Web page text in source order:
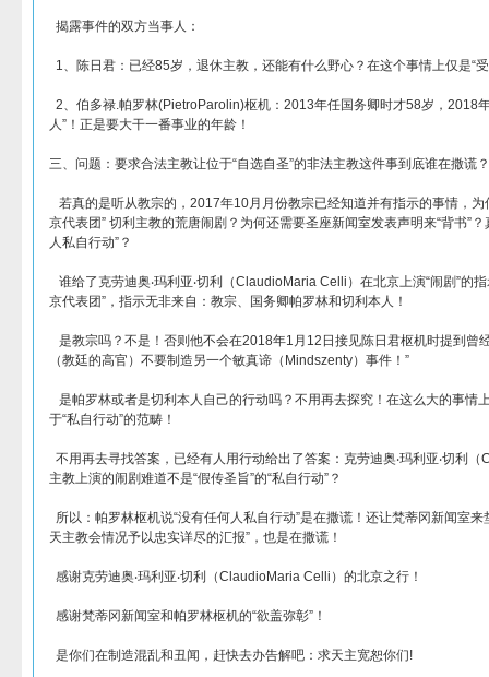
揭露事件的双方当事人：
1、陈日君：已经85岁，退休主教，还能有什么野心？在这个事情上仅是“
2、伯多禄.帕罗林(PietroParolin)枢机：2013年任国务卿时才58岁，2018
人”！正是要大干一番事业的年龄！
三、问题：要求合法主教让位于“自选自圣”的非法主教这件事到底谁在撒谎？
若真的是听从教宗的，2017年10月月份教宗已经知道并有指示的事情，
京代表团” 切利主教的荒唐闹剧？为何还需要圣座新闻室发表声明来“背书”
人私自行动”？
谁给了克劳迪奥‧玛利亚‧切利（ClaudioMaria Celli）在北京上演“闹剧”的
京代表团”，指示无非来自：教宗、国务卿帕罗林和切利本人！
是教宗吗？不是！否则他不会在2018年1月12日接见陈日君枢机时提到曾
（教廷的高官）不要制造另一个敏真谛（Mindszenty）事件！”
是帕罗林或者是切利本人自己的行动吗？不用再去探究！在这么大的事情
于“私自行动”的范畴！
不用再去寻找答案，已经有人用行动给出了答案：克劳迪奥‧玛利亚‧切利
主教上演的闹剧难道不是“假传圣旨”的“私自行动”？
所以：帕罗林枢机说“没有任何人私自行动”是在撒谎！还让梵蒂冈新闻室
天主教会情况予以忠实详尽的汇报”，也是在撒谎！
感谢克劳迪奥‧玛利亚‧切利（ClaudioMaria Celli）的北京之行！
感谢梵蒂冈新闻室和帕罗林枢机的“欲盖弥彰”！
是你们在制造混乱和丑闻，赶快去办告解吧：求天主宽恕你们!